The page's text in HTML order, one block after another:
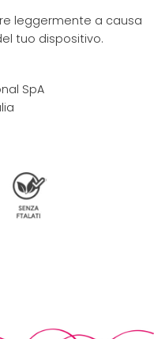
leggermente a causa
tuo dispositivo.
SpA